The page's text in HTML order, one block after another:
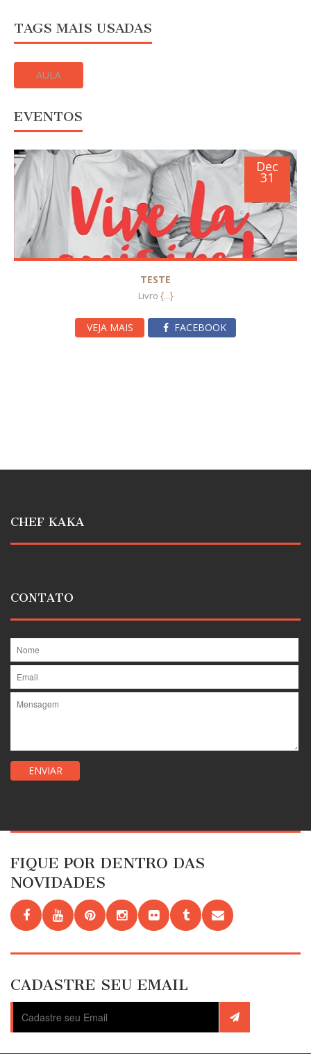
TAGS MAIS USADAS
AULA
EVENTOS
Dec
31
TESTE
Livro {...}
VEJA MAIS FACEBOOK
CHEF KAKA
CONTATO
FIQUE POR DENTRO DAS
NOVIDADES
CADASTRE SEU EMAIL